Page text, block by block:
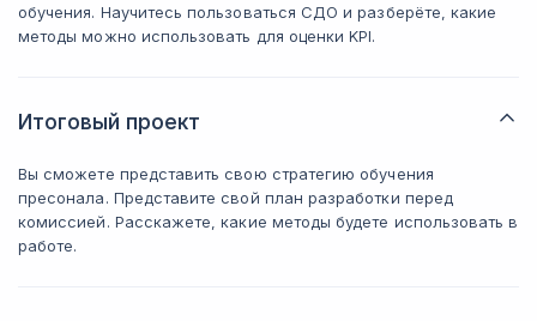
обучения. Научитесь пользоваться СДО и разберёте, какие
методы можно использовать для оценки KPI.
Итоговый проект
Вы сможете представить свою стратегию обучения
пресонала. Представите свой план разработки перед
комиссией. Расскажете, какие методы будете использовать в
работе.